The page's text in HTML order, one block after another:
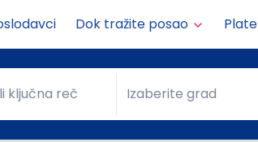
Dok tražite posao Plate
reč
ključna reč Grad
Izaberite grad